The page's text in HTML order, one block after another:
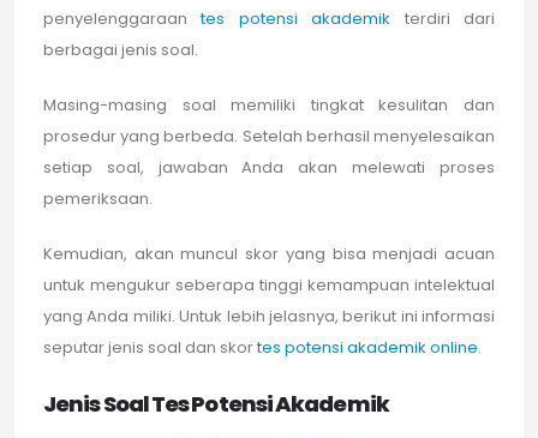
penyelenggaraantes potensi akademik terdiri dari
berbagai jenis soal.
Masing-masing soal memiliki tingkat kesulitan dan
prosedur yang berbeda. Setelah berhasil menyelesaikan
setiap soal, jawaban Anda akan melewati proses
pemeriksaan.
Kemudian, akan muncul skor yang bisa menjadi acuan
untuk mengukur seberapa tinggi kemampuan intelektual
yang Anda miliki. Untuk lebih jelasnya, berikut ini informasi
seputar jenis soal dan skortes potensi akademik online.
Jenis Soal Tes Potensi Akademik